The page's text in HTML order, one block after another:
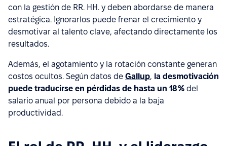
con la gestión de RR. HH. y deben abordarse de manera
estratégica. Ignorarlos puede frenar el crecimiento y
desmotivar al talento clave, afectando directamente los
resultados.
Además, el agotamiento y la rotación constante generan
costos ocultos. Según datos de Gallup, la desmotivación
puede traducirse en pérdidas de hasta un 18 % del
salario anual por persona debido a la baja
productividad.